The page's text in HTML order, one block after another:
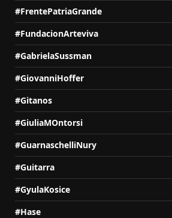
#FrentePatriaGrande
#FundacionArteviva
#GabrielaSussman
#GiovanniHoffer
#Gitanos
#GiuliaMOntorsi
#GuarnaschelliNury
#Guitarra
#GyulaKosice
#Hase